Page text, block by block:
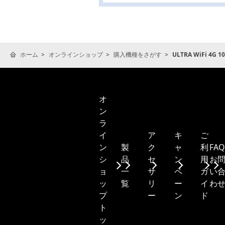
ホーム オンラインショップ 購入機種をさがす ULTRA WiFi 4G
オ
ン
ラ
イ
ン
シ
ョ
ッ
プ
ト
ッ
製
品
一
覧
ア
ク
セ
サ
リ
ー
キ
ャ
ン
ペ
ー
ン
ご
利
用
ガ
イ
ド
FAQ
お問
い合
わせ